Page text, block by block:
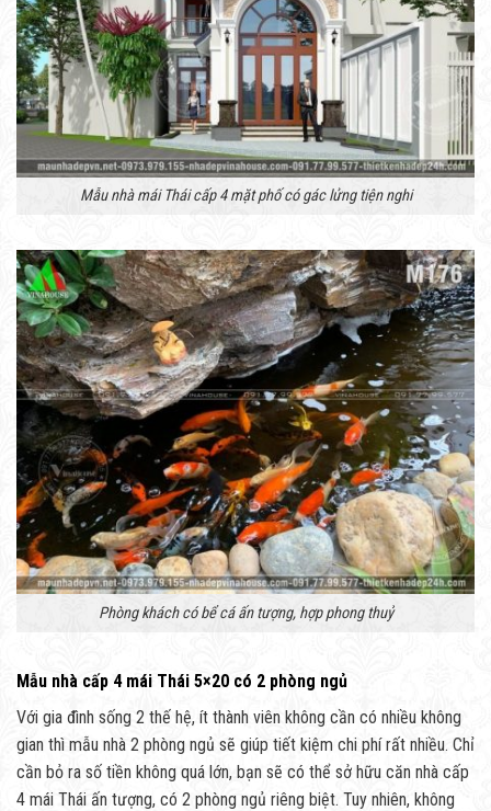
Mẫu nhà mái Thái cấp 4 mặt phố có gác lửng tiện nghi
Phòng khách có bể cá ấn tượng, hợp phong thuỷ
Mẫu nhà cấp 4 mái Thái 5×20 có 2 phòng ngủ
Với gia đình sống 2 thế hệ, ít thành viên không cần có nhiều không
gian thì mẫu nhà 2 phòng ngủ sẽ giúp tiết kiệm chi phí rất nhiều. Chỉ
cần bỏ ra số tiền không quá lớn, bạn sẽ có thể sở hữu căn nhà cấp
4 mái Thái ấn tượng, có 2 phòng ngủ riêng biệt. Tuy nhiên, không